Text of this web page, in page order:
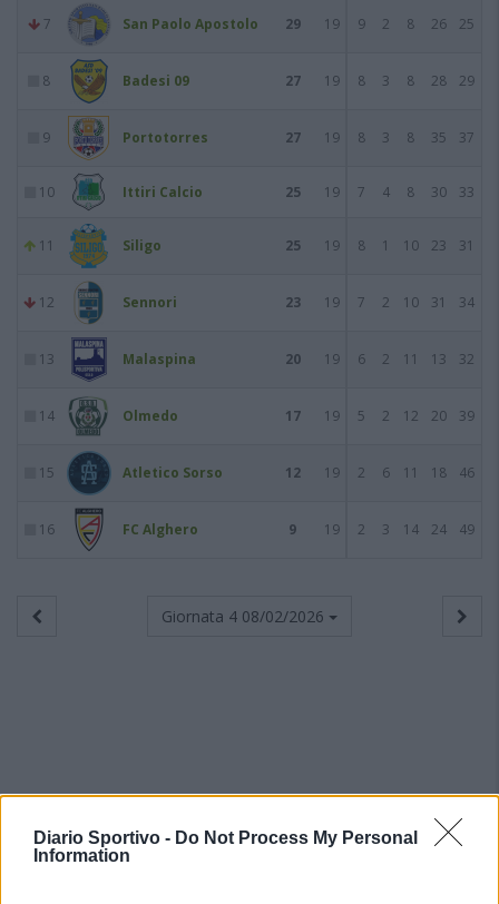
Diario Sportivo - Do Not Process My Personal
Information
7 San Paolo Apostolo 29 19 9 2 8 26 25
8 Badesi 09 27 19 8 3 8 28 29
9 Portotorres 27 19 8 3 8 35 37
10 Ittiri Calcio 25 19 7 4 8 30 33
11 Siligo 25 19 8 1 10 23 31
12 Sennori 23 19 7 2 10 31 34
13 Malaspina 20 19 6 2 11 13 32
14 Olmedo 17 19 5 2 12 20 39
15 Atletico Sorso 12 19 2 6 11 18 46
16 FC Alghero 9 19 2 3 14 24 49
Giornata 4 08/02/2026